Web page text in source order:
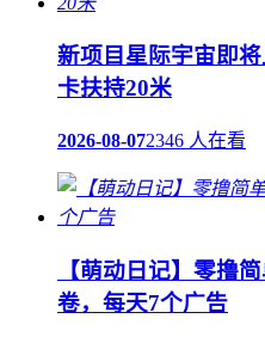
新项目星际宇宙即
卡扶持20米
2026-08-072346 人在看
【萌动日记】零撸
卷，每天7个广告